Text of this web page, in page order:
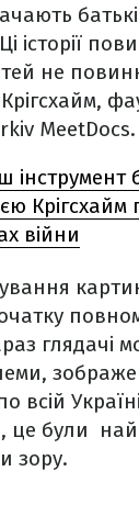
історії
не
Крігсхайм,
MeetDocs.
інструмент
війни
глядачі
всій
це були
зору.